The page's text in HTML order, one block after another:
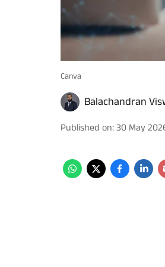
Canva
Balachandran
Published on:30 May